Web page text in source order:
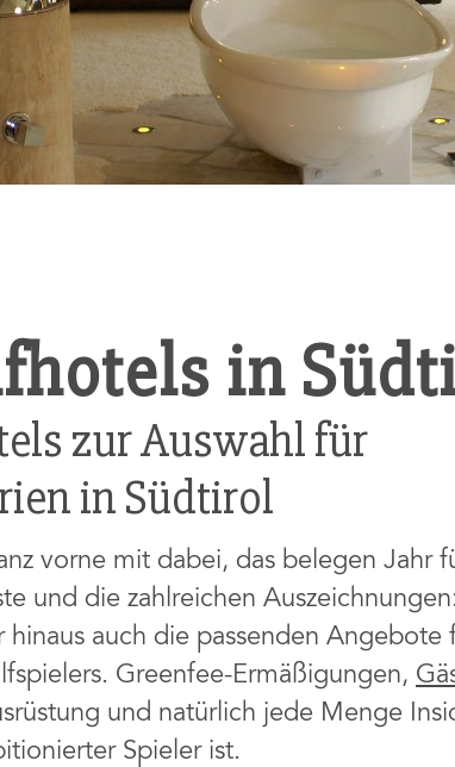
in
zur Auswahl für
in Südtirol
vorne mit dabei, das belegen Jahr
und die zahlreichen
auch die passenden Angebote
Greenfee-Ermäßigungen,
und natürlich jede Menge
Spieler ist.